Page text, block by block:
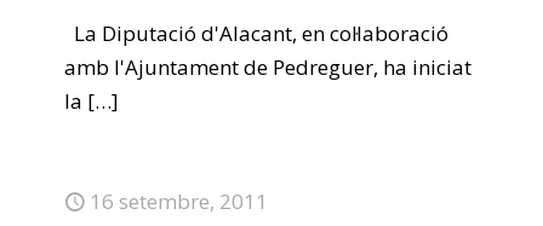
La Diputació d'Alacant, en col·laboració
amb l'Ajuntament de Pedreguer, ha iniciat
la […]
16 setembre, 2011